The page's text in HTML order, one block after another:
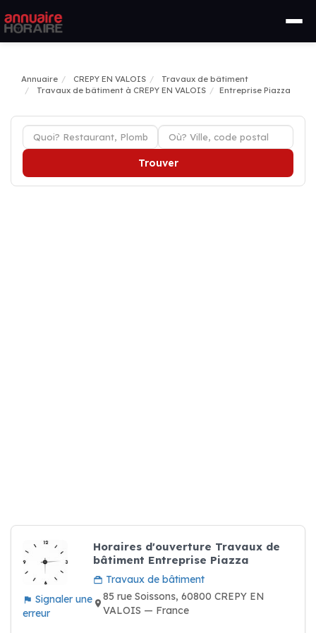
Annuaire CREPY EN VALOIS
Travaux de bâtiment
Travaux de bâtiment à CREPY EN VALOIS
Entreprise Piazza
Trouver
Signaler une
erreur
Horaires d'ouverture Travaux de
bâtiment Entreprise Piazza
Travaux de bâtiment
85 rue Soissons, 60800 CREPY EN
VALOIS — France